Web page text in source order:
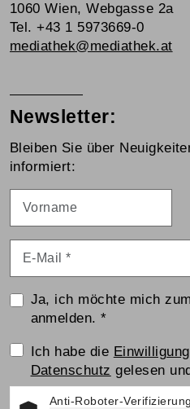
1060 Wien, Webgasse 2a
Tel. +43 1 5973669-0
mediathek@mediathek.at
Newsletter:
Bleiben Sie über
informiert:
Ja, ich möchte mich
anmelden.*
Einwilligungserklärung
Ich habe die
Datenschutz gelesen
Anti-Roboter-Verifizierung